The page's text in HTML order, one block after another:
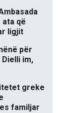
që
ligjit
për
im,
greke
familjar